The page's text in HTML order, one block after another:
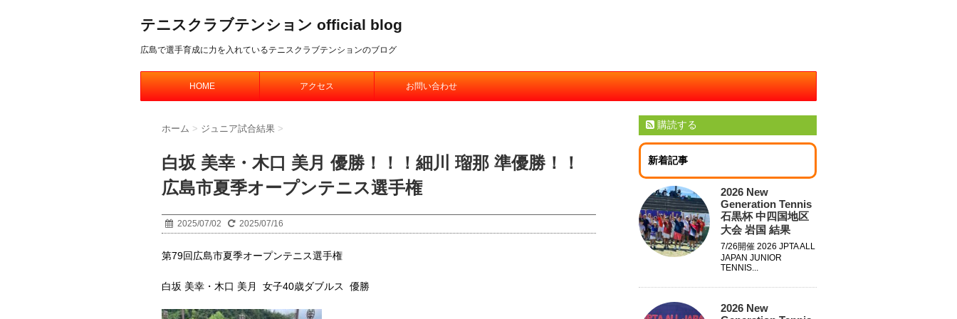
テニスクラブテンション official blog
広島で選手育成に力を入れているテニスクラブテンションのブログ
HOME アクセス お問い合わせ
ホーム > ジュニア試合結果 >
白坂 美幸・木口 美月 優勝！！！細川 瑠那 準優勝！！
広島市夏季オープンテニス選手権
2025/07/02 2025/07/16
第79回広島市夏季オープンテニス選手権
白坂 美幸・木口 美月 女子40歳ダブルス 優勝
購読する
新着記事
2026 New
Generation Tennis
石黒杯 中四国地区
大会 岩国 結果
7/26開催 2026 JPTA ALL
JAPAN JUNIOR
TENNIS...
2026 New